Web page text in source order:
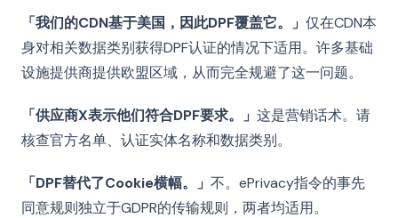
「我们的CDN基于美国，因此DPF覆盖它。」 仅在CDN本
身对相关数据类别获得DPF认证的情况下适用。许多基础
设施提供商提供欧盟区域，从而完全规避了这一问题。
「供应商X表示他们符合DPF要求。」 这是营销话术。请
核查官方名单、认证实体名称和数据类别。
「DPF替代了Cookie横幅。」 不。ePrivacy指令的事先
同意规则独立于GDPR的传输规则，两者均适用。